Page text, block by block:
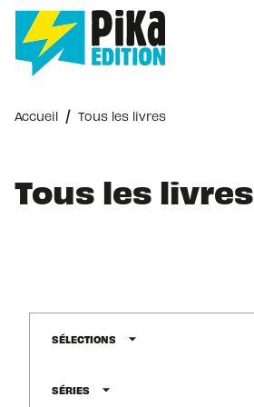
MENU RECHERCHE
PIED DE PAGE
Accueil / Tous les livres
Tous les livres
SÉLECTIONS arrow_drop_down
SÉRIES arrow_drop_down